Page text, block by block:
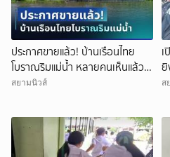
ประกาศขายแล้ว! บ้านเรือนไทย
โบราณริมแม่น้ำ หลายคนเห็นแล้ว
จำได้ เคยเป็นฉากหนังดัง
สยามนิวส์
ยิ
ส